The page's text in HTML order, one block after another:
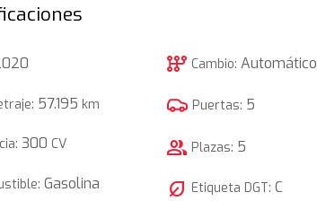
57.195 km
300 CV
Gasolina
auto_transmission Cambio:Automático
Puertas: 5
group Plazas: 5
nest_eco_leaf Etiqueta DGT:C